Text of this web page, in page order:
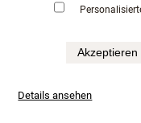
Häufig gesucht:
Akzeptieren
Details ansehen